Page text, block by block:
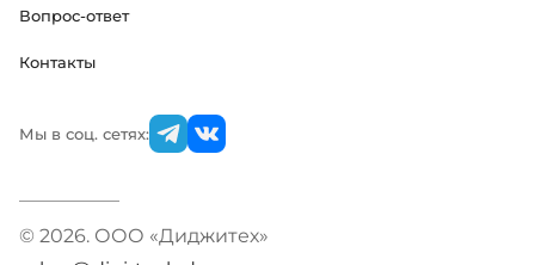
Вопрос-ответ
Контакты
Мы в соц. сетях:
© 2026. ООО «Диджитех»